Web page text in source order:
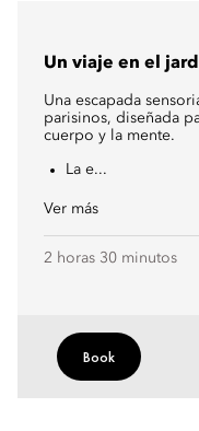
Un viaje en el
Una escapada
parisinos, diseñada
cuerpo y la mente.
La e...
Ver más
2 horas 30 minutos
Book